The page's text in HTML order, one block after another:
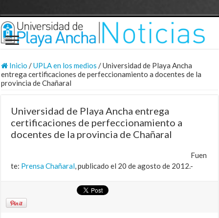
Inicio /UPLA en los medios /Universidad de Playa Ancha
entrega certificaciones de perfeccionamiento a docentes de la
provincia de Chañaral
Universidad de Playa Ancha entrega
certificaciones de perfeccionamiento a
docentes de la provincia de Chañaral
Fuen
te: Prensa Chañaral, publicado el 20 de agosto de 2012.-